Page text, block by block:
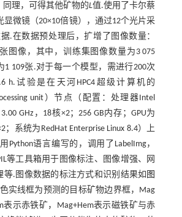
同理，可得其他矿物的L值.使用了卡尔蔡
显微镜（20×10倍镜），通过12个光片采
.在数据预处理后，扩增了图像数量：
图像，其中，训练集图像数量为3 075
1 109张.对于每一个模型，需进行200次
h.试验是在天河HPC4超级计算机的
unit）节点（配置：处理器Intel
3.00 GHz，18核×2；256 GB内存；GPU为
；系统为RedHat Enterprise Linux 8.4）上
Python语言编写的，调用了LabelImg，
等工具箱用于图像标注、图像增强、网
等.图像数据的标注方式和识别结果如 图
实线框为预测的目标矿物边界框，Mag
表示赤铁矿，Mag+Hem表示磁铁矿与赤